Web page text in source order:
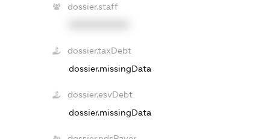
dossier.staff
dossier.taxDebt
dossier.missingData
dossier.esvDebt
dossier.missingData